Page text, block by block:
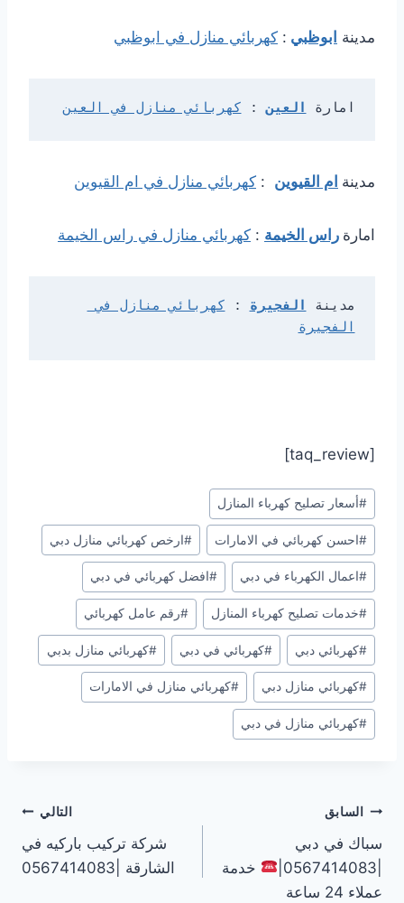
مدينة ابوظبي : كهربائي منازل في ابوظبي
امارة العين : كهربائي منازل في العين
مدينة ام القيوين : كهربائي منازل في ام القيوين
امارة راس الخيمة : كهربائي منازل في راس الخيمة
مدينة الفجيرة :
كهربائي منازل في
الفجيرة
[taq_review]
وسوم
المقال:
#أسعار تصليح كهرباء المنازل
#احسن كهربائي في الامارات #ارخص كهربائي منازل دبي
#اعمال الكهرباء في دبي #افضل كهربائي في دبي
#خدمات تصليح كهرباء المنازل #رقم عامل كهربائي
#كهربائي دبي #كهربائي في دبي #كهربائي منازل بدبي
#كهربائي منازل دبي #كهربائي منازل في الامارات
#كهربائي منازل في دبي
تصفّح
المقالات
السابق
سباك في دبي
خدمة
عملاء 24 ساعة
التالي
شركة تركيب باركيه في
الشارقة |0567414083